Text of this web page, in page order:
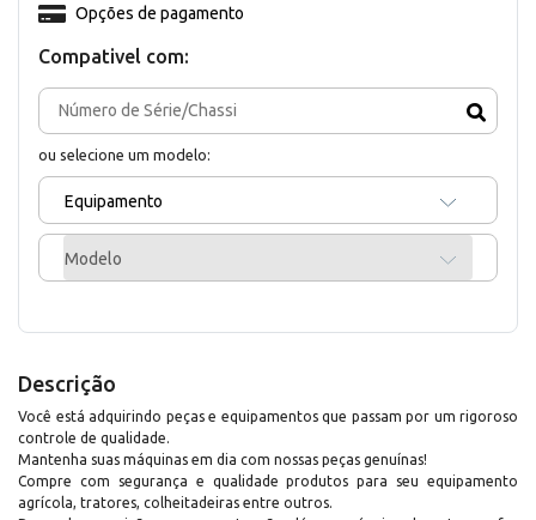
Compativel com:
ou selecione um modelo:
Equipamento
Modelo
Opções de pagamento
Descrição
Você está adquirindo peças e equipamentos que passam por um rigoroso
controle de qualidade.
Mantenha suas máquinas em dia com nossas peças genuínas!
Compre com segurança e qualidade produtos para seu equipamento
agrícola, tratores, colheitadeiras entre outros.